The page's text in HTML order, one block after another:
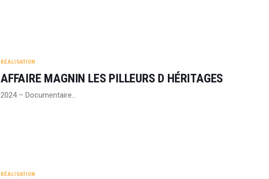
RÉALISATION
AFFAIRE MAGNIN LES PILLEURS D HÉRITAGES
2024 – Documentaire…
RÉALISATION